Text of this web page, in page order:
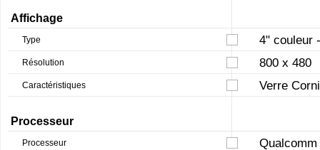
Affichage
Type 4" couleur
Résolution 800 x 480
Caractéristiques Verre
Processeur
Processeur